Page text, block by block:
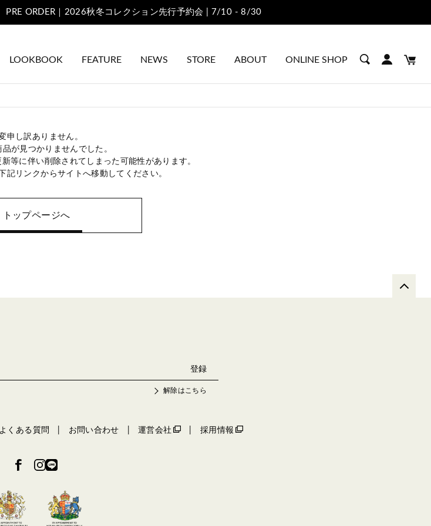
LOOKBOOK FEATURE NEWS STORE ABOUT ONLINE SHOP
申し訳ありません。
が見つかりませんでした。
等に伴い削除されてしまった可能性があります。
記リンクからサイトへ移動してください。
トップページへ
解除はこちら
よくある質問 お問い合わせ 運営会社 採用情報